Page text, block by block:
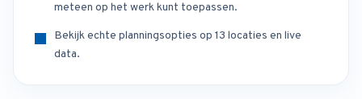
meteen op het werk kunt toepassen.
Bekijk echte planningsopties op 13 locaties en live
data.